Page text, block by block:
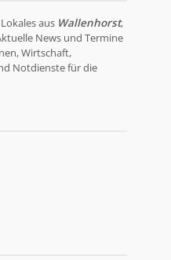
aus Wallenhorst,
News und Termine
Wirtschaft,
Notdienste für die